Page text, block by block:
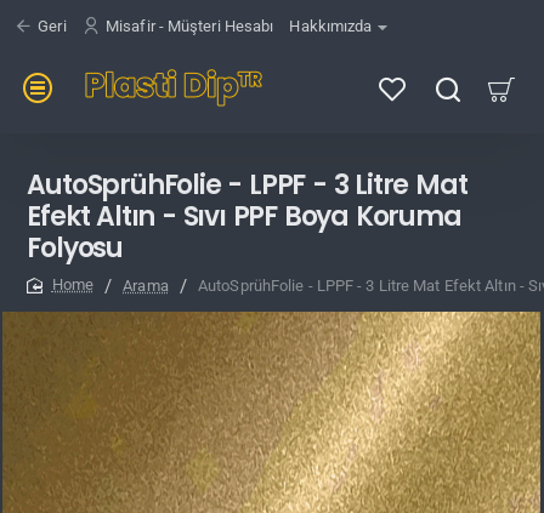
Geri Misafir - Müşteri Hesabı Hakkımızda
AutoSprühFolie - LPPF - 3 Litre Mat
Efekt Altın - Sıvı PPF Boya Koruma
Folyosu
Arama AutoSprühFolie - LPPF - 3 Litre Mat Efekt Altın -